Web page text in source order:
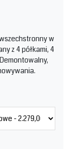
w
z 4 półkami, 4